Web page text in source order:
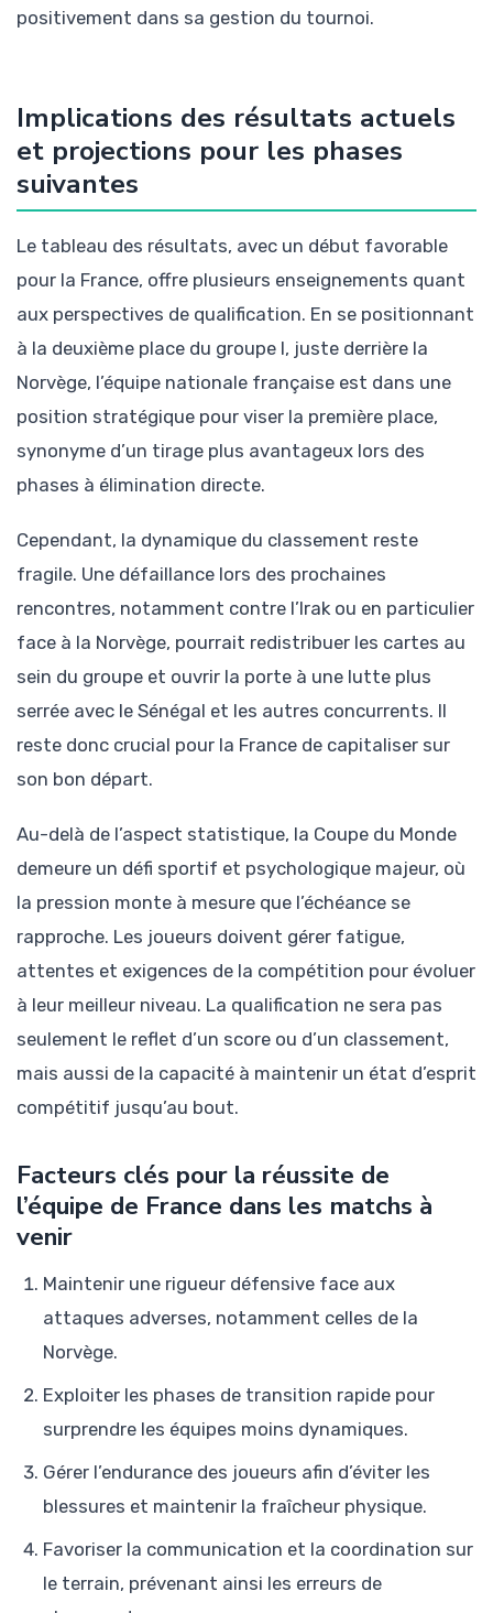
positivement dans sa gestion du tournoi.
Implications des résultats actuels
et projections pour les phases
suivantes
Le tableau des résultats, avec un début favorable
pour la France, offre plusieurs enseignements quant
aux perspectives de qualification. En se positionnant
à la deuxième place du groupe I, juste derrière la
Norvège, l’équipe nationale française est dans une
position stratégique pour viser la première place,
synonyme d’un tirage plus avantageux lors des
phases à élimination directe.
Cependant, la dynamique du classement reste
fragile. Une défaillance lors des prochaines
rencontres, notamment contre l’Irak ou en particulier
face à la Norvège, pourrait redistribuer les cartes au
sein du groupe et ouvrir la porte à une lutte plus
serrée avec le Sénégal et les autres concurrents. Il
reste donc crucial pour la France de capitaliser sur
son bon départ.
Au-delà de l’aspect statistique, la Coupe du Monde
demeure un défi sportif et psychologique majeur, où
la pression monte à mesure que l’échéance se
rapproche. Les joueurs doivent gérer fatigue,
attentes et exigences de la compétition pour évoluer
à leur meilleur niveau. La qualification ne sera pas
seulement le reflet d’un score ou d’un classement,
mais aussi de la capacité à maintenir un état d’esprit
compétitif jusqu’au bout.
Facteurs clés pour la réussite de
l’équipe de France dans les matchs à
venir
Maintenir une rigueur défensive face aux
attaques adverses, notamment celles de la
Norvège.
Exploiter les phases de transition rapide pour
surprendre les équipes moins dynamiques.
Gérer l’endurance des joueurs afin d’éviter les
blessures et maintenir la fraîcheur physique.
Favoriser la communication et la coordination sur
le terrain, prévenant ainsi les erreurs de